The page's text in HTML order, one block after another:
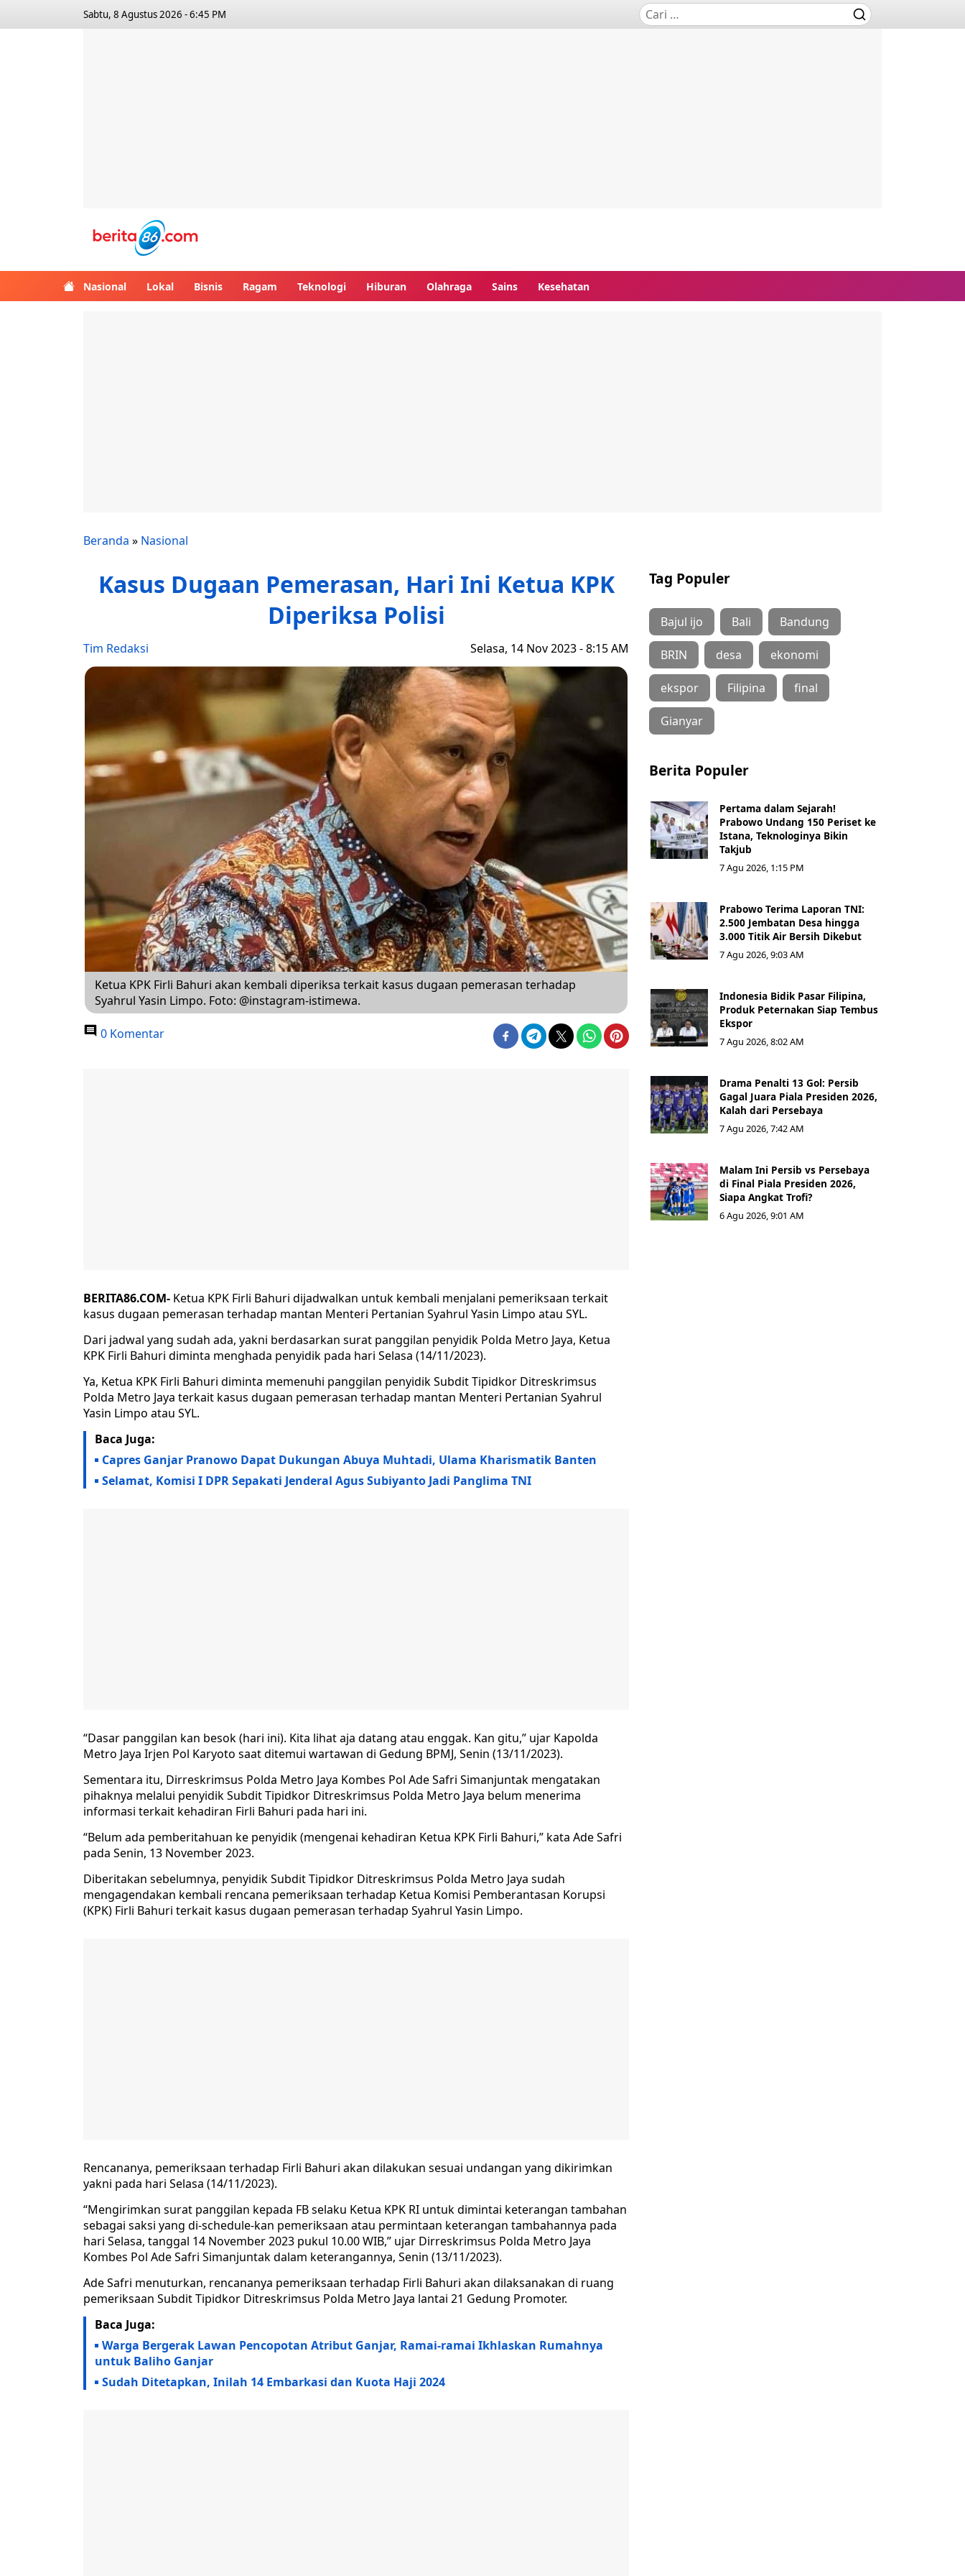
Sabtu, 8 Agustus 2026 - 6:45 PM
Nasional Lokal Bisnis Ragam Teknologi Hiburan Olahraga Sains Kesehatan
Beranda » Nasional
Kasus Dugaan Pemerasan, Hari Ini Ketua KPK
Diperiksa Polisi
Tim Redaksi Selasa, 14 Nov 2023 - 8:15 AM
Ketua KPK Firli Bahuri akan kembali diperiksa terkait kasus dugaan pemerasan terhadap
Syahrul Yasin Limpo. Foto: @instagram-istimewa.
0 Komentar
BERITA86.COM- Ketua KPK Firli Bahuri dijadwalkan untuk kembali menjalani pemeriksaan terkait
kasus dugaan pemerasan terhadap mantan Menteri Pertanian Syahrul Yasin Limpo atau SYL.
Dari jadwal yang sudah ada, yakni berdasarkan surat panggilan penyidik Polda Metro Jaya, Ketua
KPK Firli Bahuri diminta menghada penyidik pada hari Selasa (14/11/2023).
Ya, Ketua KPK Firli Bahuri diminta memenuhi panggilan penyidik Subdit Tipidkor Ditreskrimsus
Polda Metro Jaya terkait kasus dugaan pemerasan terhadap mantan Menteri Pertanian Syahrul
Yasin Limpo atau SYL.
Baca Juga:
Capres Ganjar Pranowo Dapat Dukungan Abuya Muhtadi, Ulama Kharismatik Banten
Selamat, Komisi I DPR Sepakati Jenderal Agus Subiyanto Jadi Panglima TNI
“Dasar panggilan kan besok (hari ini). Kita lihat aja datang atau enggak. Kan gitu,” ujar Kapolda
Metro Jaya Irjen Pol Karyoto saat ditemui wartawan di Gedung BPMJ, Senin (13/11/2023).
Sementara itu, Dirreskrimsus Polda Metro Jaya Kombes Pol Ade Safri Simanjuntak mengatakan
pihaknya melalui penyidik Subdit Tipidkor Ditreskrimsus Polda Metro Jaya belum menerima
informasi terkait kehadiran Firli Bahuri pada hari ini.
“Belum ada pemberitahuan ke penyidik (mengenai kehadiran Ketua KPK Firli Bahuri,” kata Ade Safri
pada Senin, 13 November 2023.
Diberitakan sebelumnya, penyidik Subdit Tipidkor Ditreskrimsus Polda Metro Jaya sudah
mengagendakan kembali rencana pemeriksaan terhadap Ketua Komisi Pemberantasan Korupsi
(KPK) Firli Bahuri terkait kasus dugaan pemerasan terhadap Syahrul Yasin Limpo.
Rencananya, pemeriksaan terhadap Firli Bahuri akan dilakukan sesuai undangan yang dikirimkan
yakni pada hari Selasa (14/11/2023).
“Mengirimkan surat panggilan kepada FB selaku Ketua KPK RI untuk dimintai keterangan tambahan
sebagai saksi yang di-schedule-kan pemeriksaan atau permintaan keterangan tambahannya pada
hari Selasa, tanggal 14 November 2023 pukul 10.00 WIB,” ujar Dirreskrimsus Polda Metro Jaya
Kombes Pol Ade Safri Simanjuntak dalam keterangannya, Senin (13/11/2023).
Ade Safri menuturkan, rencananya pemeriksaan terhadap Firli Bahuri akan dilaksanakan di ruang
pemeriksaan Subdit Tipidkor Ditreskrimsus Polda Metro Jaya lantai 21 Gedung Promoter.
Baca Juga:
Warga Bergerak Lawan Pencopotan Atribut Ganjar, Ramai-ramai Ikhlaskan Rumahnya
untuk Baliho Ganjar
Sudah Ditetapkan, Inilah 14 Embarkasi dan Kuota Haji 2024
Tag Populer
Bajul ijo Bali Bandung
BRIN desa ekonomi
ekspor Filipina final
Gianyar
Berita Populer
Pertama dalam Sejarah!
Prabowo Undang 150 Periset ke
Istana, Teknologinya Bikin
Takjub
7 Agu 2026, 1:15 PM
Prabowo Terima Laporan TNI:
2.500 Jembatan Desa hingga
3.000 Titik Air Bersih Dikebut
7 Agu 2026, 9:03 AM
Indonesia Bidik Pasar Filipina,
Produk Peternakan Siap Tembus
Ekspor
7 Agu 2026, 8:02 AM
Drama Penalti 13 Gol: Persib
Gagal Juara Piala Presiden 2026,
Kalah dari Persebaya
7 Agu 2026, 7:42 AM
Malam Ini Persib vs Persebaya
di Final Piala Presiden 2026,
Siapa Angkat Trofi?
6 Agu 2026, 9:01 AM